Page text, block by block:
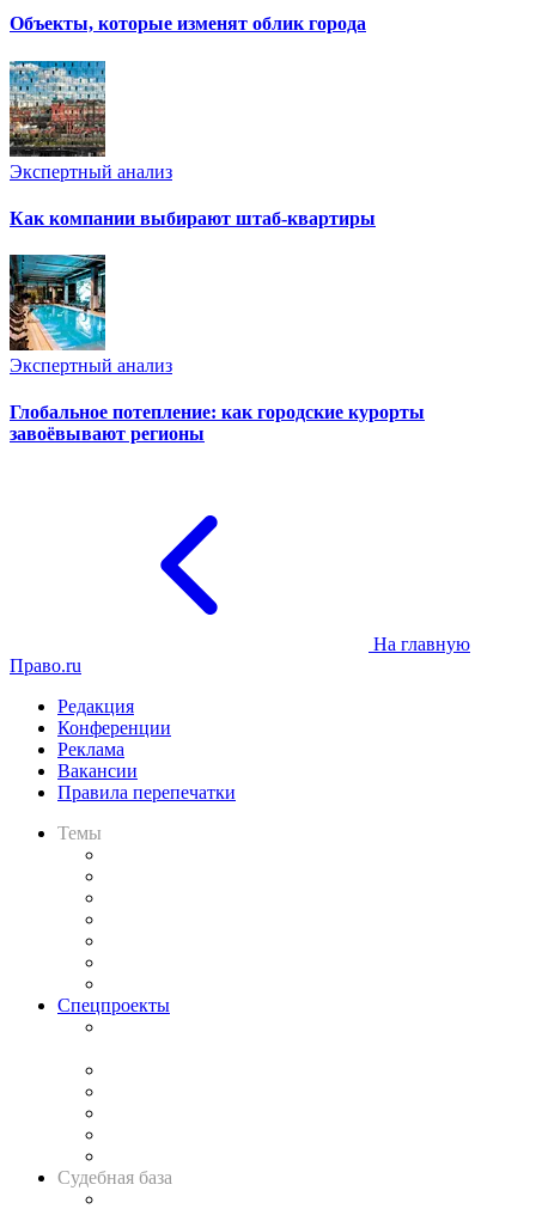
Объекты, которые изменят облик города
Экспертный анализ
Как компании выбирают штаб-квартиры
Экспертный анализ
Глобальное потепление: как городские курорты
завоёвывают регионы
На главную
Право.ru
Редакция
Конференции
Реклама
Вакансии
Правила перепечатки
Темы
Спецпроекты
Судебная база